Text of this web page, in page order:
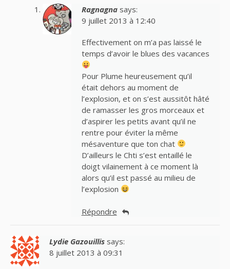
Ragnagna says:
9 juillet 2013 à 12:40
Effectivement on m’a pas laissé le
temps d’avoir le blues des vacances
Pour Plume heureusement qu’il
était dehors au moment de
l’explosion, et on s’est aussitôt hâté
de ramasser les gros morceaux et
d’aspirer les petits avant qu’il ne
rentre pour éviter la même
mésaventure que ton chat
D’ailleurs le Chti s’est entaillé le
doigt vilainement à ce moment là
alors qu’il est passé au milieu de
l’explosion
Répondre
Lydie Gazouillis says:
8 juillet 2013 à 09:31